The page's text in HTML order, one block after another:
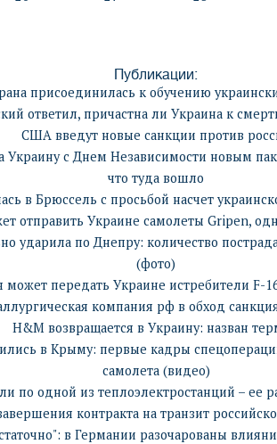
Публикации:
присоединилась к обучению
ответил, причастна ли Украина к
США введут новые санкции против
Украину с Днем Независимости новым
что туда вошло
в Брюссель с просьбой насчет
отправить Украине самолеты Gripen,
ударила по Днепру: количество
(фото)
может передать Украине истребители F-
компания рф в обход
H&M возвращается в Украину: назван
в Крыму: первые кадры
самолета (видео)
по одной из теплоэлектростанций – ее
контракта на транзит
в Германии разочарованы